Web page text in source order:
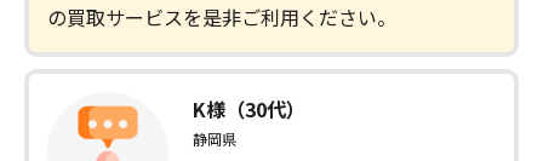
の買取サービスを是非ご利用ください。
K様（30代）
静岡県